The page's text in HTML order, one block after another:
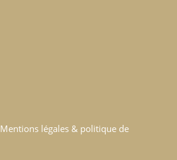
Mentions légales & politique de